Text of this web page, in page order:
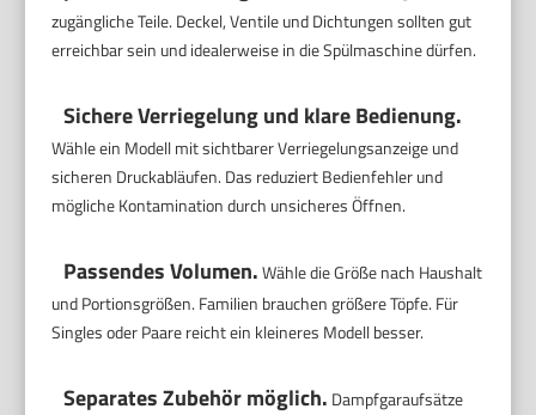
zugängliche Teile. Deckel, Ventile und Dichtungen sollten gut
erreichbar sein und idealerweise in die Spülmaschine dürfen.
Sichere Verriegelung und klare Bedienung.
Wähle ein Modell mit sichtbarer Verriegelungsanzeige und
sicheren Druckabläufen. Das reduziert Bedienfehler und
mögliche Kontamination durch unsicheres Öffnen.
Passendes Volumen.Wähle die Größe nach Haushalt
und Portionsgrößen. Familien brauchen größere Töpfe. Für
Singles oder Paare reicht ein kleineres Modell besser.
Separates Zubehör möglich. Dampfgaraufsätze